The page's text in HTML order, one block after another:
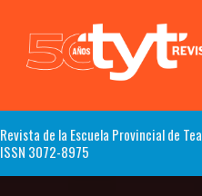
Revista de la Escuela Provincial de
ISSN 3072-8975